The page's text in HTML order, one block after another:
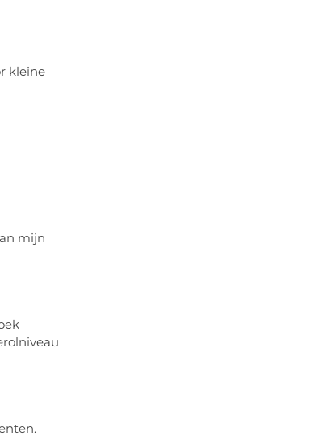
kleine
mijn